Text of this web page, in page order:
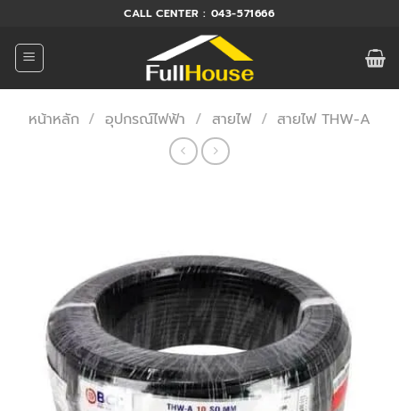
ยัง
เนื้อหา
CALL CENTER : 043-571666
หน้าหลัก / อุปกรณ์ไฟฟ้า / สายไฟ / สายไฟ THW-A